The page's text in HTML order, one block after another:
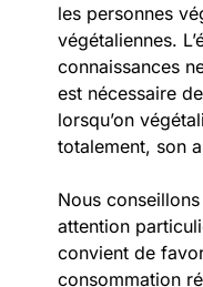
les personnes
végétaliennes.
connaissances
est nécessaire
lorsqu’on
totalement, son
Nous
attention
convient de
consommation